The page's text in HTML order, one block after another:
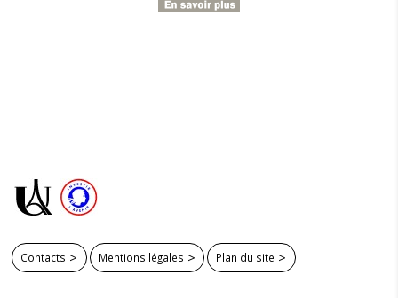
Contacts Mentions légales Plan du site